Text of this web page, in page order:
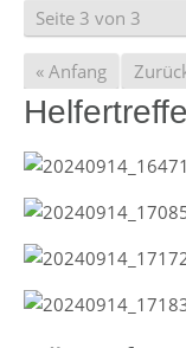
Seite 3 von 3
« Anfang